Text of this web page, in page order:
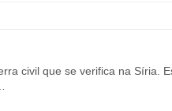
civil que se verifica na Síria.